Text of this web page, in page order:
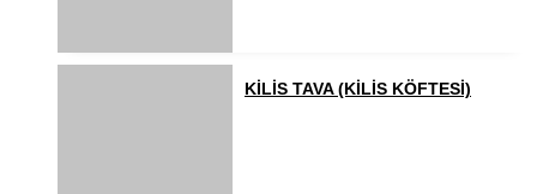
KİLİS TAVA (KİLİS KÖFTESİ)